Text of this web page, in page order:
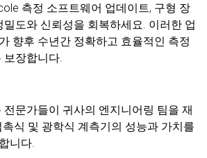
측정 소프트웨어 업데이트, 구형 장
도와 신뢰성을 회복하세요. 이러한 업
향후 수년간 정확하고 효율적인 측정
장합니다.
문가들이 귀사의 엔지니어링 팀을 재
식 및 광학식 계측기의 성능과 가치를
니다.